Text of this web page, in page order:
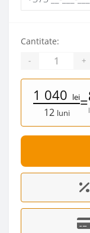
Cantitate:
- +
1 040 lei
12 luni
=